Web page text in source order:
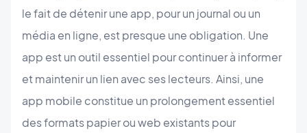
le fait de détenir une app, pour un journal ou un
média en ligne, est presque une obligation. Une
app est un outil essentiel pour continuer à informer
et maintenir un lien avec ses lecteurs. Ainsi, une
app mobile constitue un prolongement essentiel
des formats papier ou web existants pour